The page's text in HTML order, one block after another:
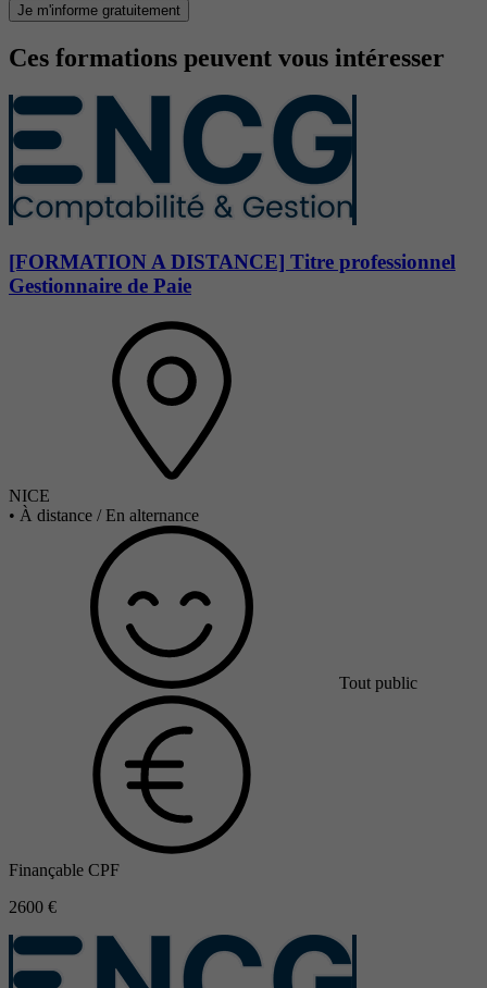
Je m'informe gratuitement
Ces formations peuvent vous intéresser
[FORMATION A DISTANCE] Titre professionnel
Gestionnaire de Paie
NICE
• À distance / En alternance
Tout public
Finançable CPF
2600 €